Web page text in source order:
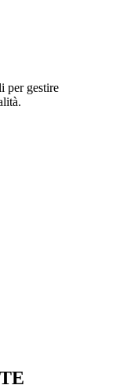
per gestire